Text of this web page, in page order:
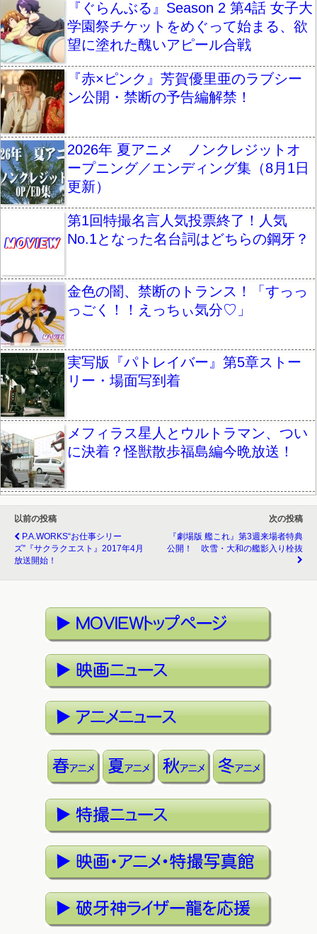
『ぐらんぶる』Season 2 第4話 女子大
学園祭チケットをめぐって始まる、欲
望に塗れた醜いアピール合戦
『赤×ピンク』芳賀優里亜のラブシー
ン公開・禁断の予告編解禁！
2026年 夏アニメ ノンクレジットオ
ープニング／エンディング集（8月1日
更新）
第1回特撮名言人気投票終了！人気
No.1となった名台詞はどちらの鋼牙？
金色の闇、禁断のトランス！「すっっ
っごく！！えっちぃ気分♡」
実写版『パトレイバー』第5章ストー
リー・場面写到着
メフィラス星人とウルトラマン、つい
に決着？怪獣散歩福島編今晩放送！
以前の投稿
P.A.WORKS“お仕事シリー
ズ”『サクラクエスト』2017年4月
放送開始！
次の投稿
『劇場版 艦これ』第3週来場者特典
公開！ 吹雪・大和の艦影入り栓抜